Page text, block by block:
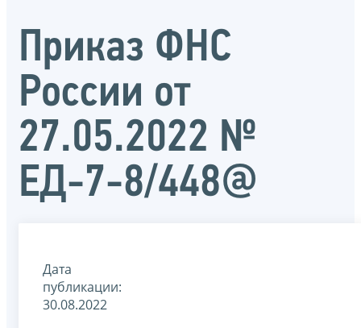
Приказ ФНС
России от
27.05.2022 №
ЕД-7-8/448@
Дата
публикации:
30.08.2022